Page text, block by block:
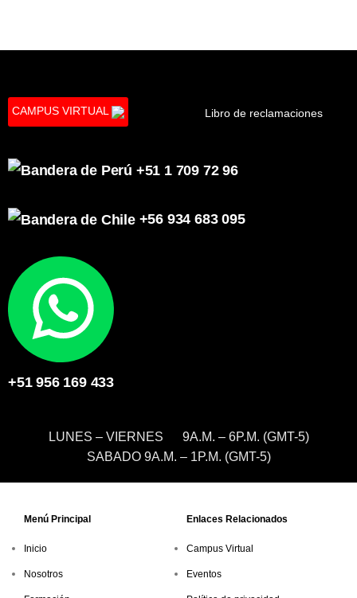
CAMPUS VIRTUAL Libro de reclamaciones
+51 1 709 72 96
+56 934 683 095
+51 956 169 433
LUNES – VIERNES 9A.M. – 6P.M. (GMT-5)
SABADO 9A.M. – 1P.M. (GMT-5)
Menú Principal
Inicio
Nosotros
Enlaces Relacionados
Campus Virtual
Eventos